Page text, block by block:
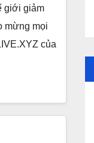
giới giảm
mừng mọi
của